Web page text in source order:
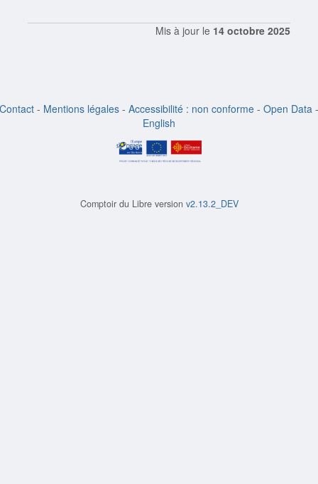
Mis à jour le 14 octobre 2025
Contact - Mentions légales - Accessibilité : non conforme - Open Data -
English
Comptoir du Libre version v2.13.2_DEV